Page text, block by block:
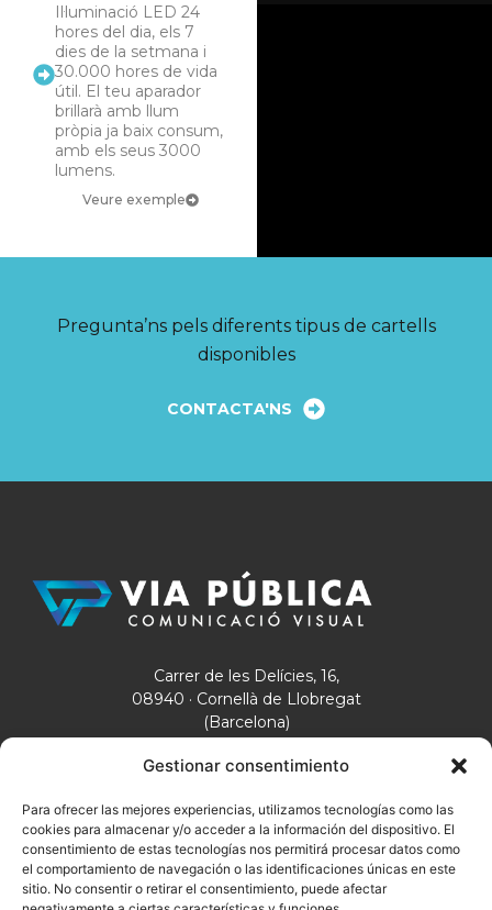
Gestionar consentimiento
Para ofrecer las mejores experiencias, utilizamos tecnologías como las
cookies para almacenar y/o acceder a la información del dispositivo. El
consentimiento de estas tecnologías nos permitirá procesar datos como
el comportamiento de navegación o las identificaciones únicas en este
sitio. No consentir o retirar el consentimiento, puede afectar
Il·luminació LED 24
hores del dia, els 7
dies de la setmana i
30.000 hores de vida
útil. El teu aparador
brillarà amb llum
pròpia ja baix consum,
amb els seus 3000
lumens.
Veure exemple
Pregunta’ns pels diferents tipus de cartells
disponibles
CONTACTA'NS
Carrer de les Delícies, 16,
08940 · Cornellà de Llobregat
(Barcelona)
T. 93 376 11 48